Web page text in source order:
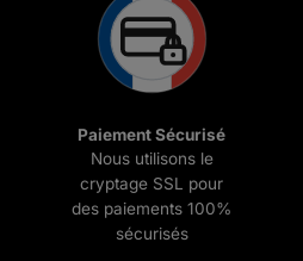
Paiement Sécurisé
Nous utilisons le
cryptage SSL pour
des paiements 100%
sécurisés